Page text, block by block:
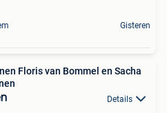
Gisteren
Floris van Bommel en Sacha
Details